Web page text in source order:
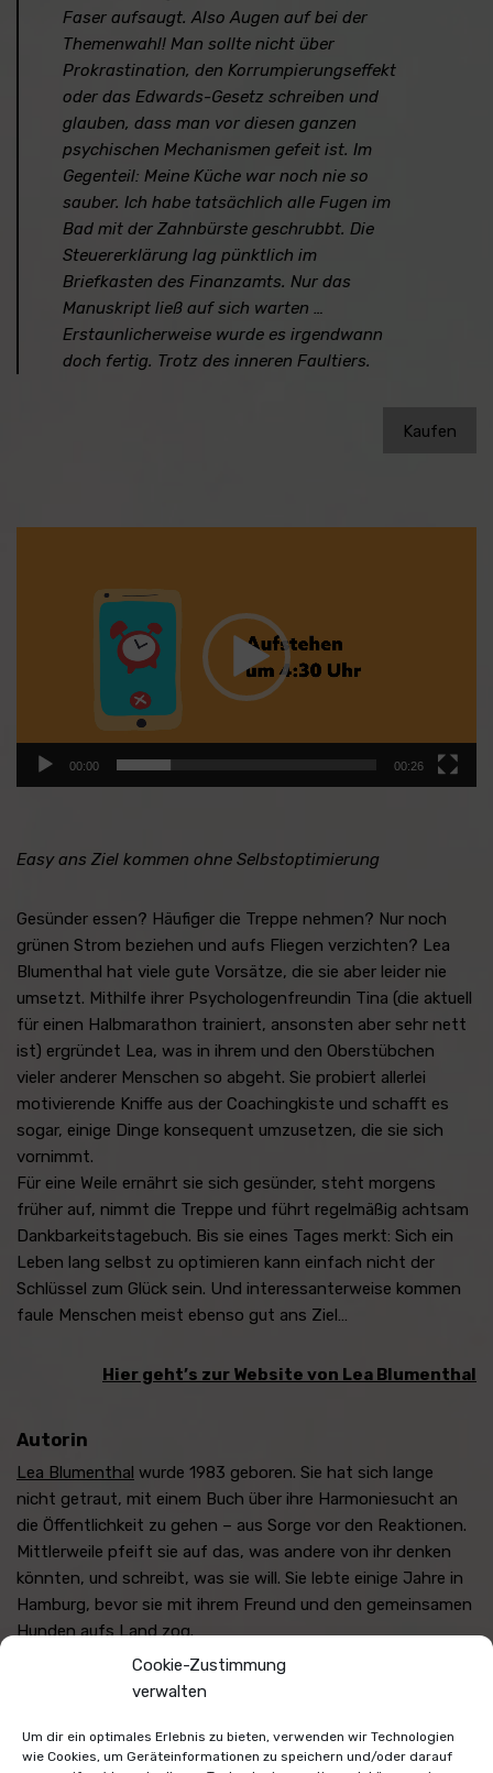
Cookie-Zustimmung
verwalten
Um dir ein optimales Erlebnis zu bieten, verwenden wir Technologien
wie Cookies, um Geräteinformationen zu speichern und/oder darauf
Faser aufsaugt. Also Augen auf bei der
Themenwahl! Man sollte nicht über
Prokrastination, den Korrumpierungseffekt
oder das Edwards-Gesetz schreiben und
glauben, dass man vor diesen ganzen
psychischen Mechanismen gefeit ist. Im
Gegenteil: Meine Küche war noch nie so
sauber. Ich habe tatsächlich alle Fugen im
Bad mit der Zahnbürste geschrubbt. Die
Steuererklärung lag pünktlich im
Briefkasten des Finanzamts. Nur das
Manuskript ließ auf sich warten …
Erstaunlicherweise wurde es irgendwann
doch fertig. Trotz des inneren Faultiers.
Kaufen
00:00 00:26
Easy ans Ziel kommen ohne Selbstoptimierung
Gesünder essen? Häufiger die Treppe nehmen? Nur noch
grünen Strom beziehen und aufs Fliegen verzichten? Lea
Blumenthal hat viele gute Vorsätze, die sie aber leider nie
umsetzt. Mithilfe ihrer Psychologenfreundin Tina (die aktuell
für einen Halbmarathon trainiert, ansonsten aber sehr nett
ist) ergründet Lea, was in ihrem und den Oberstübchen
vieler anderer Menschen so abgeht. Sie probiert allerlei
motivierende Kniffe aus der Coachingkiste und schafft es
sogar, einige Dinge konsequent umzusetzen, die sie sich
vornimmt.
Für eine Weile ernährt sie sich gesünder, steht morgens
früher auf, nimmt die Treppe und führt regelmäßig achtsam
Dankbarkeitstagebuch. Bis sie eines Tages merkt: Sich ein
Leben lang selbst zu optimieren kann einfach nicht der
Schlüssel zum Glück sein. Und interessanterweise kommen
faule Menschen meist ebenso gut ans Ziel…
Hier geht’s zur Website von Lea Blumenthal
Autorin
Lea Blumenthal wurde 1983 geboren. Sie hat sich lange
nicht getraut, mit einem Buch über ihre Harmoniesucht an
die Öffentlichkeit zu gehen – aus Sorge vor den Reaktionen.
Mittlerweile pfeift sie auf das, was andere von ihr denken
könnten, und schreibt, was sie will. Sie lebte einige Jahre in
Hamburg, bevor sie mit ihrem Freund und den gemeinsamen
Hunden aufs Land zog.
akzeptieren und diesen Inhalt zu
aktivieren